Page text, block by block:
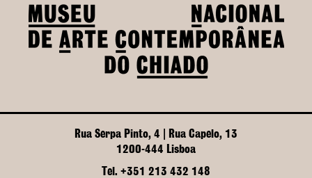
Rua Serpa Pinto, 4 | Rua Capelo, 13
1200-444 Lisboa
Tel. +351 213 432 148